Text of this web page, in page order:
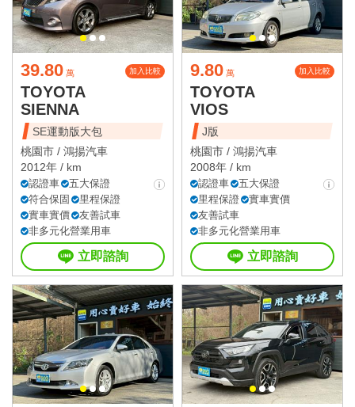
39.80 萬 加入比較
TOYOTA
SIENNA
SE運動版大包
桃園市 / 鴻揚汽車
2012年 / km
認證車
五大保證
符合保固
里程保證
實車實價
友善試車
非多元化營業用車
立即諮詢
9.80 萬 加入比較
TOYOTA
VIOS
J版
桃園市 / 鴻揚汽車
2008年 / km
認證車
五大保證
里程保證
實車實價
友善試車
非多元化營業用車
立即諮詢